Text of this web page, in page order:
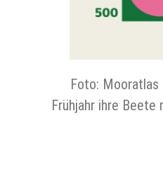
Foto: Mooratlas
Frühjahr ihre